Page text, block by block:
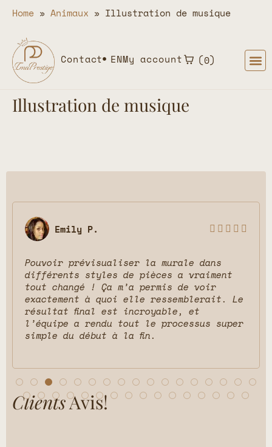
Home » Animaux » Illustration de musique
Contact ENMy account 0
Illustration de musique
Emily P.     
Pouvoir prévisualiser la murale dans
différents styles de pièces a vraiment
tout changé ! Ça m’a permis de voir
exactement à quoi elle ressemblerait. Le
résultat final est incroyable, et
l’équipe a rendu tout le processus super
simple du début à la fin.
ClientsAvis!